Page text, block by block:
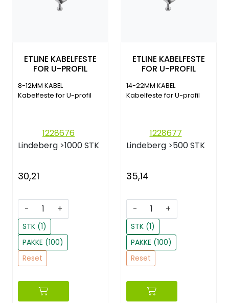
ETLINE KABELFESTE
FOR U-PROFIL
8-12MM KABEL
Kabelfeste for U-profil
1228676
Lindeberg >1000 STK
30,21
- +
STK (1)
PAKKE (100)
Reset
ETLINE KABELFESTE
FOR U-PROFIL
14-22MM KABEL
Kabelfeste for U-profil
1228677
Lindeberg >500 STK
35,14
- +
STK (1)
PAKKE (100)
Reset